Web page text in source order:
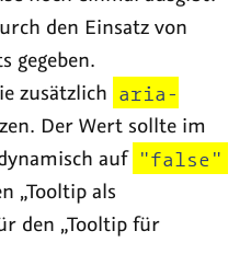
den Einsatz von
gegeben.
zusätzlich aria-
Der Wert sollte im
auf "false"
„Tooltip als
den „Tooltip für